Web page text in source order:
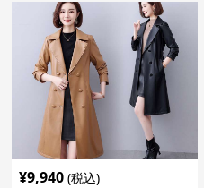
¥9,940 (税込)